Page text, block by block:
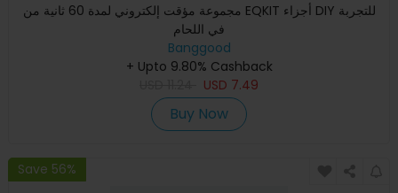
مجموعة مؤقت إلكتروني لمدة 60 ثانية من EQKIT أجزاء DIY للتجربة
في اللحام
Banggood
+ Upto 9.80% Cashback
USD 7.49
Buy Now
Save 56%